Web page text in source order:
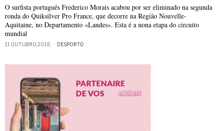
O surfista português Frederico Morais acabou por ser eliminado na segunda
ronda do Quiksilver Pro France, que decorre na Região Nouvelle-
Aquitaine, no Departamento «Landes». Esta é a nona etapa do circuito
mundial
11 OUTUBRO, 2018 DESPORTO